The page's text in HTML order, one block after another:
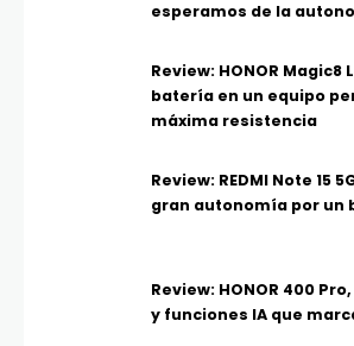
esperamos de la
Review: HONOR Magic8
batería en un equipo
máxima resistencia
Review: REDMI Note 15
gran autonomía por un
Review: HONOR 400
y funciones IA que